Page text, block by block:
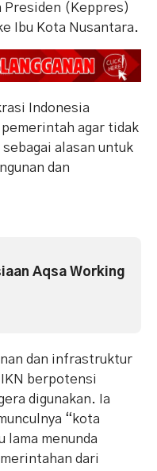
Presiden (Keppres)
Ibu Kota Nusantara.
Indonesia
agar tidak
alasan untuk
dan
Aqsa Working
dan infrastruktur
berpotensi
digunakan. Ia
“kota
lama menunda
dari